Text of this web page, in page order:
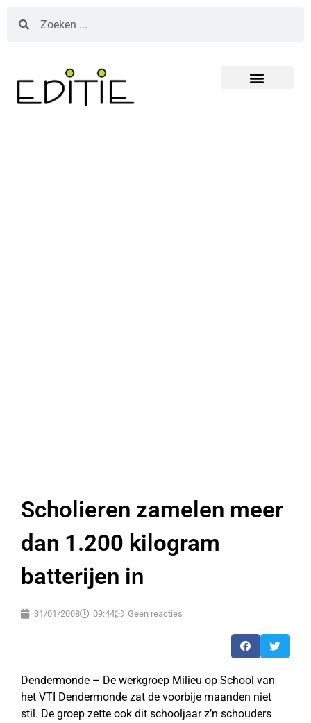
Scholieren zamelen meer
dan 1.200 kilogram
batterijen in
31/01/2008 09:44 Geen reacties
Dendermonde – De werkgroep Milieu op School van
het VTI Dendermonde zat de voorbije maanden niet
stil. De groep zette ook dit schooljaar z’n schouders